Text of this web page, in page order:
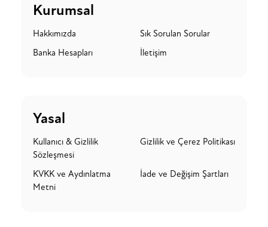
Kurumsal
Hakkımızda
Sık Sorulan Sorular
Banka Hesapları
İletişim
Yasal
Kullanıcı & Gizlilik
Sözleşmesi
Gizlilik ve Çerez Politikası
KVKK ve Aydınlatma
Metni
İade ve Değişim Şartları